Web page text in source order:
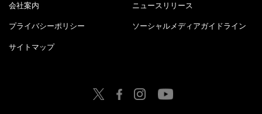
会社案内 ニュースリリース
プライバシーポリシー ソーシャルメディアガイドライン
サイトマップ